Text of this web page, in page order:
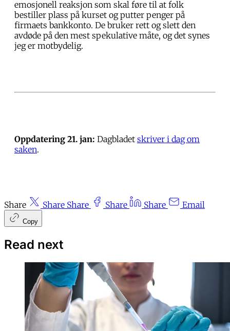
emosjonell reaksjon som skal føre til at folk
bestiller plass på kurset og putter penger på
firmaets bankkonto. De bruker rett og slett den
avdøde på den mest spekulative måte, og det synes
jeg er motbydelig.
Oppdatering 21. jan: Dagbladet skriver i dag om
saken.
Share Share Share Share Share Email
Copy
Read next